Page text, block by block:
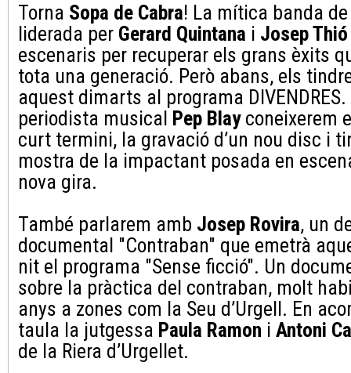
Torna Sopa de Cabra! La mítica banda
liderada per Gerard Quintana i Josep Thió
escenaris per recuperar els grans èxits
tota una generació. Però abans, els
aquest dimarts al programa
periodista musical Pep Blayconeixerem
curt termini, la gravació d’un nou disc i
mostra de la impactant posada en
nova gira.
També parlarem amb Josep Rovira, un
documental "Contraban" que emetrà
nit el programa "Sense ficció". Un
sobre la pràctica del contraban, molt
anys a zones com la Seu d’Urgell. En
taula la jutgessa Paula Ramon i Antoni
de la Riera d’Urgellet.